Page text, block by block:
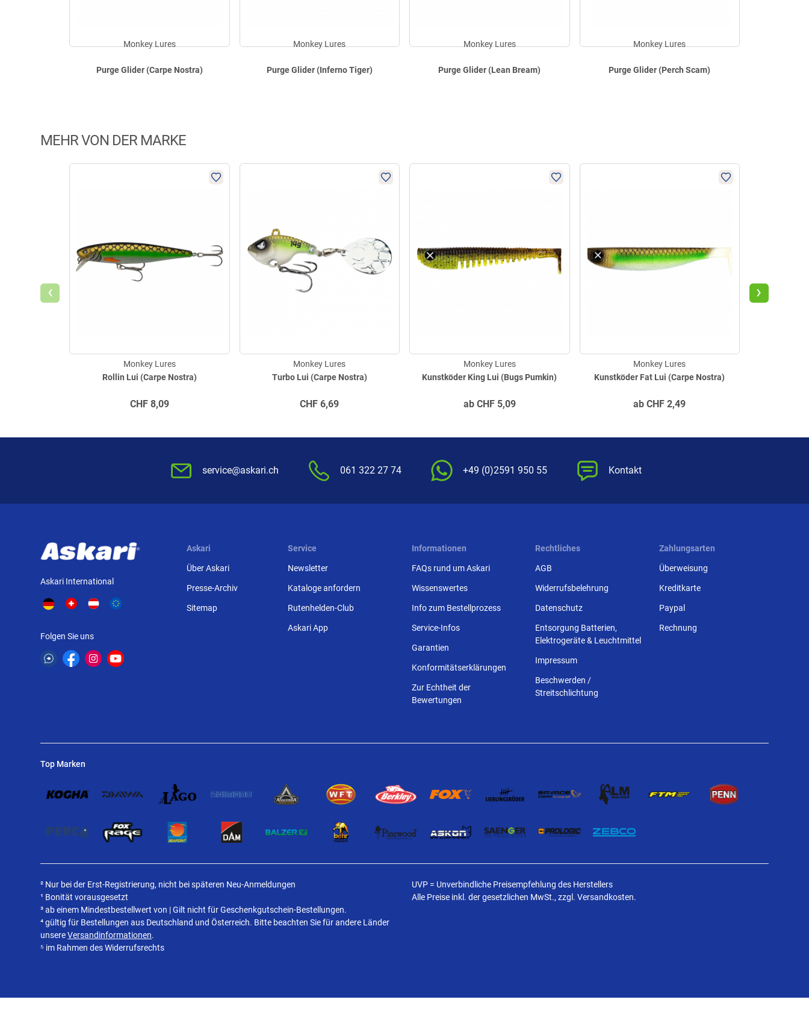
Purge Glider (Carpe Nostra)
Monkey Lures
Purge Glider (Inferno Tiger)
Monkey Lures
Purge Glider (Lean Bream)
Monkey Lures
Purge Glider (Perch Scam)
Monkey Lures
MEHR VON DER MARKE
Rollin Lui (Carpe Nostra)
Monkey Lures
CHF8,09
Turbo Lui (Carpe Nostra)
Monkey Lures
CHF 6,69
Kunstköder King Lui (Bugs Pumkin)
Monkey Lures
ab CHF5,09
Kunstköder Fat Lui (Carpe Nostra)
Monkey Lures
ab CHF 2,49
‹ ›
service@askari.ch 061 322 27 74 +49 (0)2591 950 55 Kontakt
Askari International
Folgen Sie uns
Askari
Über Askari
Presse-Archiv
Sitemap
Service
Newsletter
Kataloge anfordern
Rutenhelden-Club
Askari App
Informationen
FAQs rund um Askari
Wissenswertes
Info zum Bestellprozess
Service-Infos
Garantien
Konformitätserklärungen
Zur Echtheit der
Bewertungen
Rechtliches
AGB
Widerrufsbelehrung
Datenschutz
Entsorgung Batterien,
Elektrogeräte & Leuchtmittel
Impressum
Beschwerden /
Streitschlichtung
Zahlungsarten
Überweisung
Kreditkarte
Paypal
Rechnung
Top Marken
² Nur bei der Erst-Registrierung, nicht bei späteren Neu-Anmeldungen
¹ Bonität vorausgesetzt
³ ab einem Mindestbestellwert von | Gilt nicht für Geschenkgutschein-Bestellungen.
⁴ gültig für Bestellungen aus Deutschland und Österreich. Bitte beachten Sie für andere Länder
unsereVersandinformationen.
⁵ im Rahmen des Widerrufsrechts
UVP = Unverbindliche Preisempfehlung des Herstellers
Alle Preise inkl. der gesetzlichen MwSt., zzgl. Versandkosten.